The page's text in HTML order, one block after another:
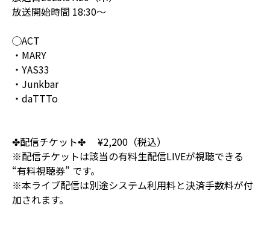
放送開始時間 18:30〜
◯ACT
・MARY
・YAS33
・Junkbar
・daTTTo
✤配信チケット✤ ¥2,200（税込）
※配信チケットは該当の有料生配信LIVEが視聴できる
“有料視聴券” です。
※本ライブ配信は別途システム利用料と決済手数料が付
加されます。